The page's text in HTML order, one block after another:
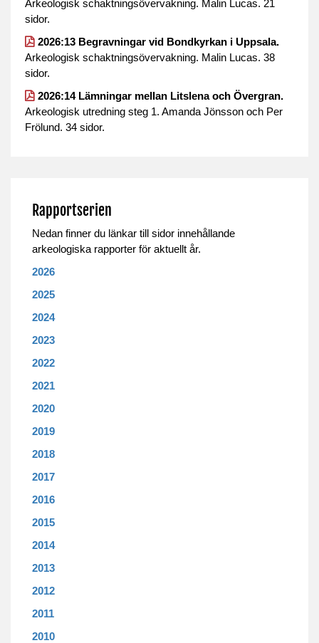
Arkeologisk schaktningsövervakning. Malin Lucas. 21
sidor.
2026:13 Begravningar vid Bondkyrkan i Uppsala.
Arkeologisk schaktningsövervakning. Malin Lucas. 38
sidor.
2026:14 Lämningar mellan Litslena och Övergran.
Arkeologisk utredning steg 1. Amanda Jönsson och Per
Frölund. 34 sidor.
Rapportserien
Nedan finner du länkar till sidor innehållande
arkeologiska rapporter för aktuellt år.
2026
2025
2024
2023
2022
2021
2020
2019
2018
2017
2016
2015
2014
2013
2012
2011
2010